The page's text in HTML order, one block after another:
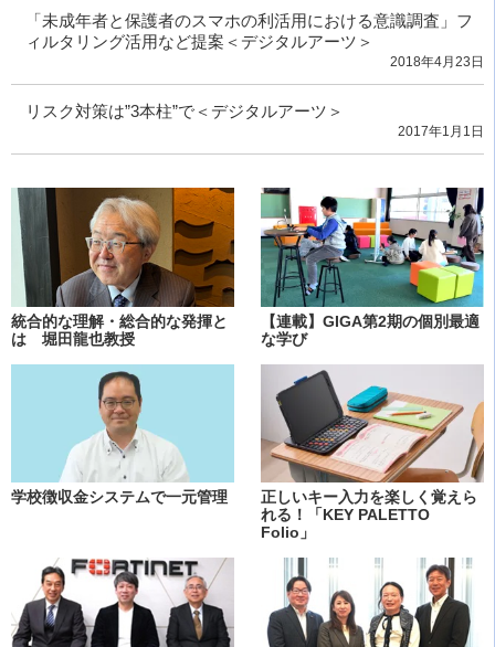
「未成年者と保護者のスマホの利活用における意識調査」フ
ィルタリング活用など提案＜デジタルアーツ＞
2018年4月23日
リスク対策は”3本柱”で＜デジタルアーツ＞
2017年1月1日
統合的な理解・総合的な発揮と
は 堀田龍也教授
【連載】GIGA第2期の個別最適
な学び
学校徴収金システムで一元管理
正しいキー入力を楽しく覚えら
れる！「KEY PALETTO
Folio」